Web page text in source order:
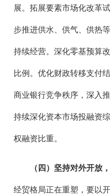
展。拓展要素市场化改革
步推进供水、供气、供热
持续经营。深化零基预算
比例。优化财政转移支付
商业银行竞争秩序，深入
持续深化资本市场投融资
权融资比重。
（四）坚持对外开放
经贸格局正在重塑，要以